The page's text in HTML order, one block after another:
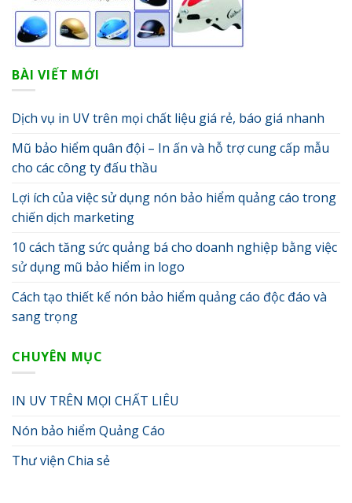
BÀI VIẾT MỚI
Dịch vụ in UV trên mọi chất liệu giá rẻ, báo giá nhanh
Mũ bảo hiểm quân đội – In ấn và hỗ trợ cung cấp mẫu
cho các công ty đấu thầu
Lợi ích của việc sử dụng nón bảo hiểm quảng cáo trong
chiến dịch marketing
10 cách tăng sức quảng bá cho doanh nghiệp bằng việc
sử dụng mũ bảo hiểm in logo
Cách tạo thiết kế nón bảo hiểm quảng cáo độc đáo và
sang trọng
CHUYÊN MỤC
IN UV TRÊN MỌI CHẤT LIÊU
Nón bảo hiểm Quảng Cáo
Thư viện Chia sẻ